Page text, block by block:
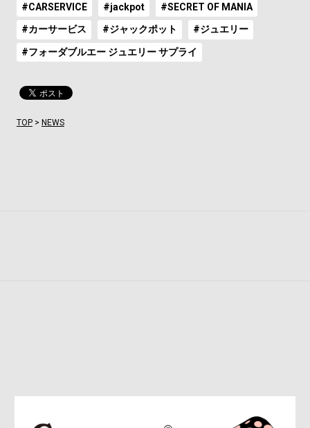
#CARSERVICE #jackpot #SECRET OF MANIA
#カーサービス #ジャックポット #ジュエリー
#フォーダブルエー ジュエリー サプライ
TOP> NEWS